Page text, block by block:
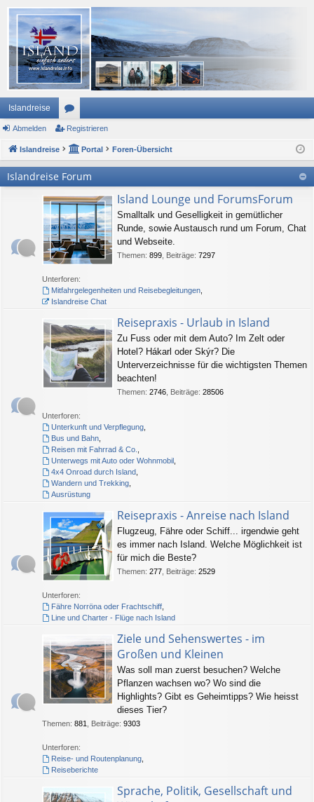
Islandreise
or
en
Abmelden Registrieren
Islandreise Portal Foren-Übersicht
Islandreise Forum
Island Lounge und ForumsForum
Smalltalk und Geselligkeit in gemütlicher
Runde, sowie Austausch rund um Forum, Chat
und Webseite.
Themen: 899 Beiträge: 7297
Unterforen:
Mitfahrgelegenheiten und Reisebegleitungen,
Islandreise Chat
Reisepraxis - Urlaub in Island
Zu Fuss oder mit dem Auto? Im Zelt oder
Hotel? Hákarl oder Skýr? Die
Unterverzeichnisse für die wichtigsten Themen
beachten!
Themen: 2746 Beiträge: 28506
Unterforen:
Unterkunft und Verpflegung,
Bus und Bahn,
Reisen mit Fahrrad & Co.
Unterwegs mit Auto oder Wohnmobil,
4x4 Onroad durch Island,
Wandern und Trekking,
Ausrüstung
Reisepraxis - Anreise nach Island
Flugzeug, Fähre oder Schiff... irgendwie geht
es immer nach Island. Welche Möglichkeit ist
für mich die Beste?
Themen: 277 Beiträge: 2529
Unterforen:
Fähre Norröna oder Frachtschiff,
Line und Charter - Flüge nach Island
Ziele und Sehenswertes - im
Großen und Kleinen
Was soll man zuerst besuchen? Welche
Pflanzen wachsen wo? Wo sind die
Highlights? Gibt es Geheimtipps? Wie heisst
dieses Tier?
Themen: 881 Beiträge: 9303
Unterforen:
Reise- und Routenplanung,
Reiseberichte
Sprache, Politik, Gesellschaft und